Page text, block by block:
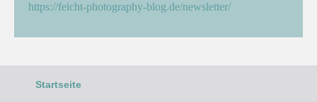
https://feicht-photography-blog.de/newsletter/
Startseite